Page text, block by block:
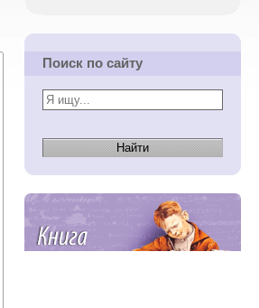
Поиск по сайту